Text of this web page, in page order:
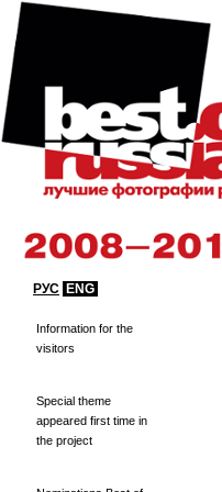
РУС ENG
Information for the
visitors
Special theme
appeared first time in
the project
449 450